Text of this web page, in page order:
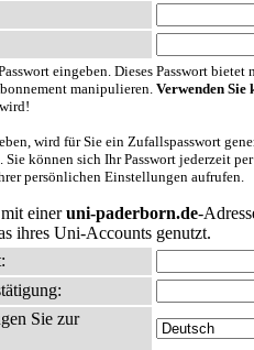
eingeben. Dieses Passwort
manipulieren. Verwenden Sie
wird für Sie ein Zufallspasswort
können sich Ihr Passwort jederzeit
persönlichen Einstellungen aufrufen.
eineruni-paderborn.de-
ihres Uni-Accounts genutzt.
Sie zur